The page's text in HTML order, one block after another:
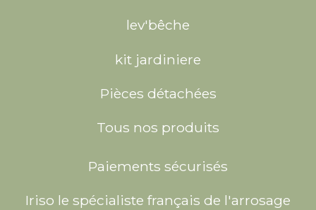
lev'bêche
kit jardiniere
Pièces détachées
Tous nos produits
Paiements sécurisés
Iriso le spécialiste français de l'arrosage